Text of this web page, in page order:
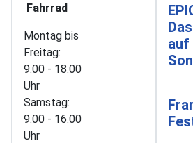
Fahrrad
Montag bis
Freitag:
9:00 - 18:00
Uhr
Samstag:
9:00 - 16:00
Uhr
auf